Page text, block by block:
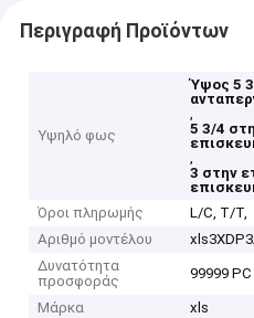
Περιγραφή Προϊόντων
Υψηλό φως
Ύψος 5
,
5 3/4
,
3 στην
Όροι πληρωμής
L/C, T/T,
Αριθμό μοντέλου
Δυνατότητα
προσφοράς
99999
Μάρκα
xls